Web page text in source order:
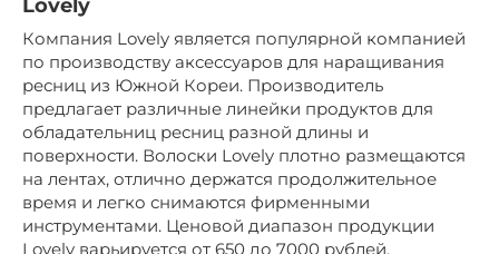
Lovely
Компания Lovely является популярной компанией
по производству аксессуаров для наращивания
ресниц из Южной Кореи. Производитель
предлагает различные линейки продуктов для
обладательниц ресниц разной длины и
поверхности. Волоски Lovely плотно размещаются
на лентах, отлично держатся продолжительное
время и легко снимаются фирменными
инструментами. Ценовой диапазон продукции
Lovely варьируется от 650 до 7000 рублей.